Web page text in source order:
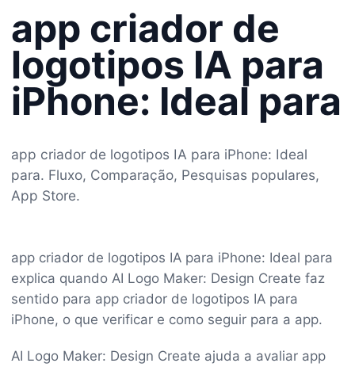
app criador de
logotipos IA para
iPhone: Ideal para
app criador de logotipos IA para iPhone: Ideal
para. Fluxo, Comparação, Pesquisas populares,
App Store.
app criador de logotipos IA para iPhone: Ideal para
explica quando AI Logo Maker: Design Create faz
sentido para app criador de logotipos IA para
iPhone, o que verificar e como seguir para a app.
AI Logo Maker: Design Create ajuda a avaliar app